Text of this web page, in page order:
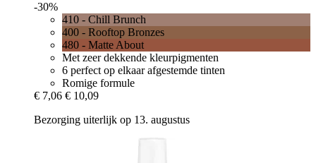
-30%
410 - Chill Brunch
400 - Rooftop Bronzes
480 - Matte About
Met zeer dekkende kleurpigmenten
6 perfect op elkaar afgestemde tinten
Romige formule
€ 7,06 € 10,09
Bezorging uiterlijk op 13. augustus